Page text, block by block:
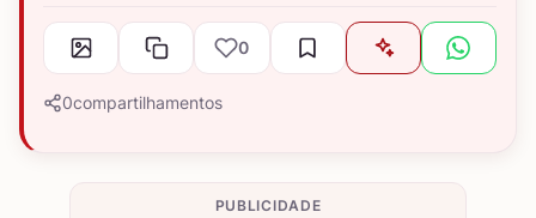
0
0compartilhamentos
PUBLICIDADE